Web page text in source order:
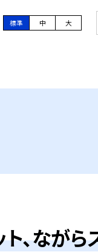
標準 中 大
、ながら